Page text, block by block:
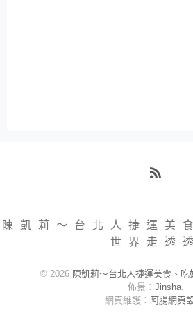
陳凱莉～台北人捷運美
世界走透
© 2026 陳凱莉～台北人捷運美食、
佈景： Jinsha.
網頁維護： 阿腸網頁